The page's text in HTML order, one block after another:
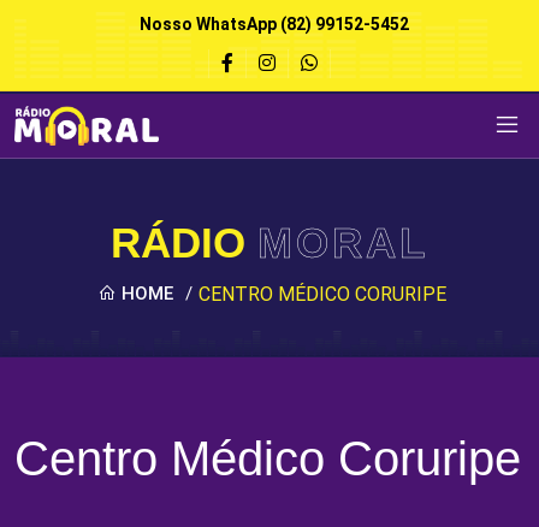
Nosso WhatsApp (82) 99152-5452
RÁDIO MORAL
HOME / CENTRO MÉDICO CORURIPE
Centro Médico Coruripe